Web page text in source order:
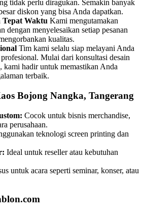
tidak perlu diragukan. Semakin banyak
diskon yang bisa Anda dapatkan.
Tepat Waktu Kami mengutamakan
dengan menyelesaikan setiap pesanan
kualitas.
Tim kami selalu siap melayani Anda
Mulai dari konsultasi desain
kami hadir untuk memastikan Anda
terbaik.
Bojong Nangka, Tangerang
Cocok untuk bisnis merchandise,
perusahaan.
teknologi screen printing dan
Ideal untuk reseller atau kebutuhan
untuk acara seperti seminar, konser, atau